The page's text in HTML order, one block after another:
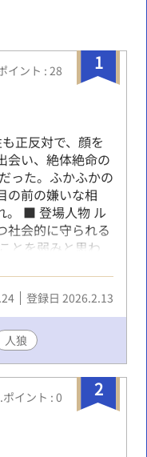
1
イント : 28
正反対で、顔を
会い、絶体絶命の
った。ふかふかの
の前の嫌いな相
。 ■ 登場人物 ル
社会的に守られる
とを弱みと思わ
「野蛮で不潔な
、恋に落ちてい
を持つα。実は希
は隠している。 性
御できなくな
「人狼の姿」に
れる羽目に。
登録日 2026.2.13
人狼
2
イント : 0